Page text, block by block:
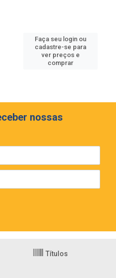
Faça seu login ou
cadastre-se para
ver preços e
comprar
nossas
Títulos